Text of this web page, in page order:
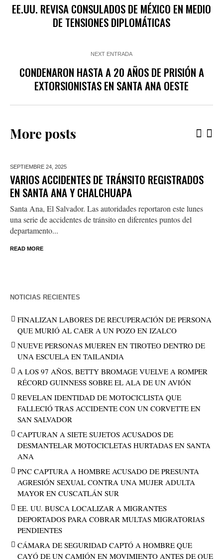
EE.UU. REVISA CONSULADOS DE MÉXICO EN MEDIO
DE TENSIONES DIPLOMÁTICAS
NEXT ENTRADA
CONDENARON HASTA A 20 AÑOS DE PRISIÓN A
EXTORSIONISTAS EN SANTA ANA OESTE
More posts
SEPTIEMBRE 24, 2025
VARIOS ACCIDENTES DE TRÁNSITO REGISTRADOS
EN SANTA ANA Y CHALCHUAPA
Santa Ana, El Salvador. Las autoridades reportaron este lunes
una serie de accidentes de tránsito en diferentes puntos del
departamento...
READ MORE
NOTICIAS RECIENTES
FINALIZAN LABORES DE RECUPERACIÓN DE PERSONA
QUE MURIÓ AL CAER A UN POZO EN IZALCO
NUEVE PERSONAS MUEREN EN TIROTEO DENTRO DE
UNA ESCUELA EN TAILANDIA
A LOS 97 AÑOS, BETTY BROMAGE VUELVE A ROMPER
RÉCORD GUINNESS SOBRE EL ALA DE UN AVIÓN
REVELAN IDENTIDAD DE MOTOCICLISTA QUE
FALLECIÓ TRAS ACCIDENTE CON UN CORVETTE EN
SAN SALVADOR
CAPTURAN A SIETE SUJETOS ACUSADOS DE
DESMANTELAR MOTOCICLETAS HURTADAS EN SANTA
ANA
PNC CAPTURA A HOMBRE ACUSADO DE PRESUNTA
AGRESIÓN SEXUAL CONTRA UNA MUJER ADULTA
MAYOR EN CUSCATLÁN SUR
EE. UU. BUSCA LOCALIZAR A MIGRANTES
DEPORTADOS PARA COBRAR MULTAS MIGRATORIAS
PENDIENTES
CÁMARA DE SEGURIDAD CAPTÓ A HOMBRE QUE
CAYÓ DE UN CAMIÓN EN MOVIMIENTO ANTES DE QUE